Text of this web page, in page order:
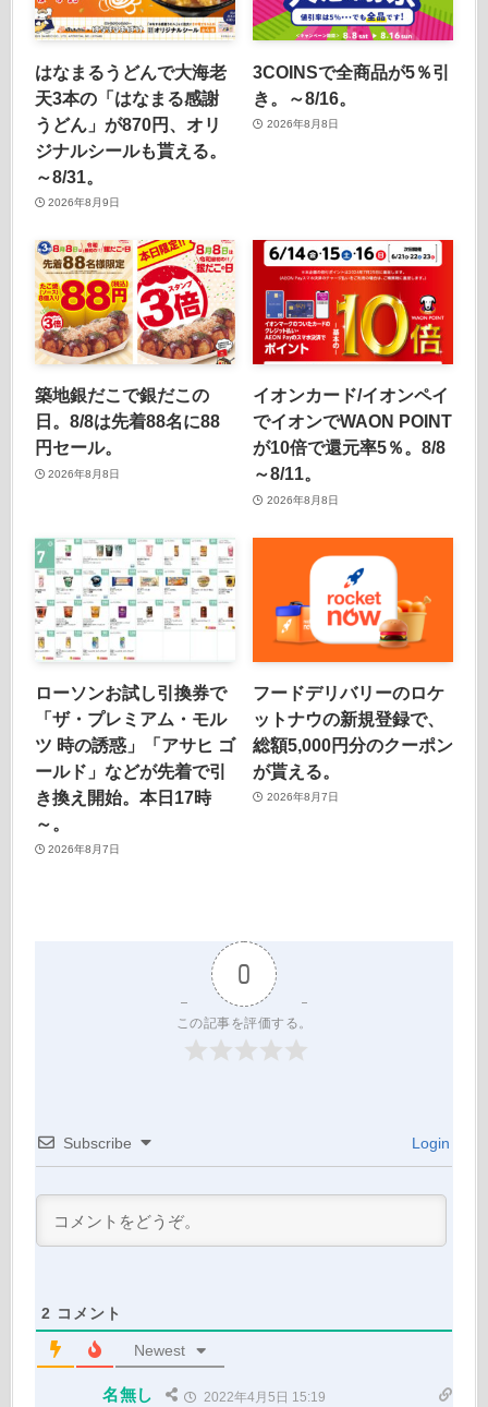
はなまるうどんで大海老
天3本の「はなまる感謝
うどん」が870円、オリ
ジナルシールも貰える。
～8/31。
2026年8月9日
3COINSで全商品が5％引
き。～8/16。
2026年8月8日
築地銀だこで銀だこの
日。8/8は先着88名に88
円セール。
2026年8月8日
イオンカード/イオンペイ
でイオンでWAON POINT
が10倍で還元率5％。8/8
～8/11。
2026年8月8日
ローソンお試し引換券で
「ザ・プレミアム・モル
ツ 時の誘惑」「アサヒ ゴ
ールド」などが先着で引
き換え開始。本日17時
～。
2026年8月7日
フードデリバリーのロケ
ットナウの新規登録で、
総額5,000円分のクーポン
が貰える。
2026年8月7日
0
この記事を評価する。
Subscribe Login
2 コメント
Newest
名無し 2022年4月5日 15:19